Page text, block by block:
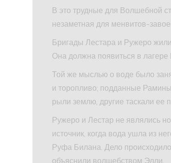
В это трудные для Волшебной
незаметная для менвитов-
Бригады Лестара и Ружеро
Она должна появиться в лагере
Той же мыслью о воде было
и торопливо; подданные
рыли землю, другие таскали ее
Ружеро и Лестар не являлись
источник, когда вода ушла из
Руфа Билана. Дело
объяснили волшебством Элли.